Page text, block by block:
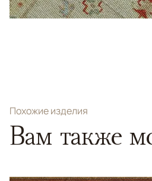
Похожие изделия
Вам также